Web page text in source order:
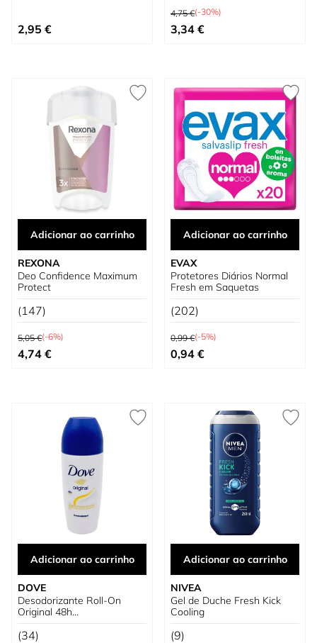
2,95 €
Preço Normal
4,75 €(-30%)
Preço Especial
3,34 €
Adicionar ao carrinho
REXONA
Deo Confidence Maximum
Protect
(147)
Preço Normal
5,05 €(-6%)
Preço Especial
4,74 €
Adicionar ao carrinho
EVAX
Protetores Diários Normal
Fresh em Saquetas
(202)
Preço Normal
0,99 €(-5%)
Preço Especial
0,94 €
Adicionar ao carrinho
DOVE
Desodorizante Roll-On
Original 48h
Antitranspirante
(34)
Adicionar ao carrinho
NIVEA
Gel de Duche Fresh Kick
Cooling
(9)